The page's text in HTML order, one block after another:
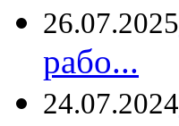
26.07.2025
рабо...
24.07.2024